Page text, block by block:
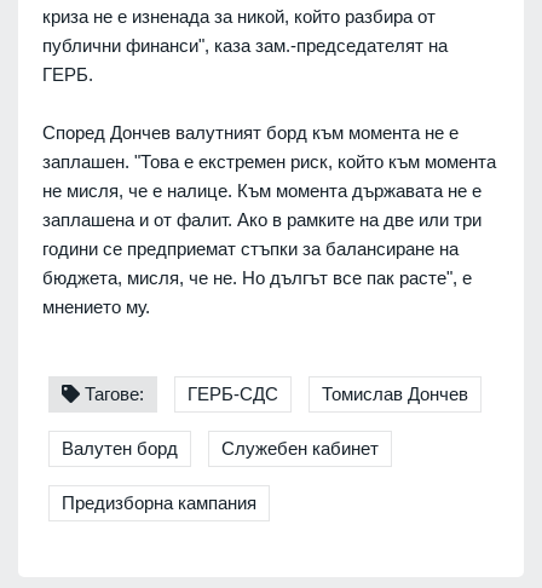
криза не е изненада за никой, който разбира от
публични финанси", каза зам.-председателят на
ГЕРБ.
Според Дончев валутният борд към момента не е
заплашен. "Това е екстремен риск, който към момента
не мисля, че е налице. Към момента държавата не е
заплашена и от фалит. Ако в рамките на две или три
години се предприемат стъпки за балансиране на
бюджета, мисля, че не. Но дългът все пак расте", е
мнението му.
Тагове: ГЕРБ-СДС Томислав Дончев
Валутен борд Служебен кабинет
Предизборна кампания